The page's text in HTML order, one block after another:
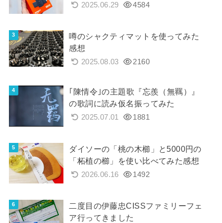
2025.06.29 4584
噂のシャクティマットを使ってみた
感想
2025.08.03 2160
｢陳情令｣の主題歌『忘羨（無羈）』
の歌詞に読み仮名振ってみた
2025.07.01 1881
ダイソーの「桃の木櫛」と5000円の
「柘植の櫛」を使い比べてみた感想
2026.06.16 1492
二度目の伊藤忠CISSファミリーフェ
ア行ってきました